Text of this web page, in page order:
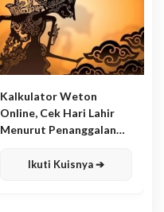
Kalkulator Weton
Online, Cek Hari Lahir
Menurut Penanggalan
Ikuti Kuisnya ➔